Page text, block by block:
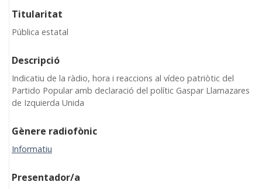
Titularitat
Pública estatal
Descripció
Indicatiu de la ràdio, hora i reaccions al vídeo patriòtic del
Partido Popular amb declaració del polític Gaspar Llamazares
de Izquierda Unida
Gènere radiofònic
Informatiu
Presentador/a